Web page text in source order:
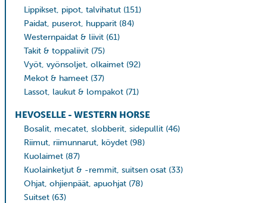
Lippikset, pipot, talvihatut (151)
Paidat, puserot, hupparit (84)
Westernpaidat & liivit (61)
Takit & toppaliivit (75)
Vyöt, vyönsoljet, olkaimet (92)
Mekot & hameet (37)
Lassot, laukut & lompakot (71)
HEVOSELLE - WESTERN HORSE
Bosalit, mecatet, slobberit, sidepullit (46)
Riimut, riimunnarut, köydet (98)
Kuolaimet (87)
Kuolainketjut & -remmit, suitsen osat (33)
Ohjat, ohjienpäät, apuohjat (78)
Suitset (63)